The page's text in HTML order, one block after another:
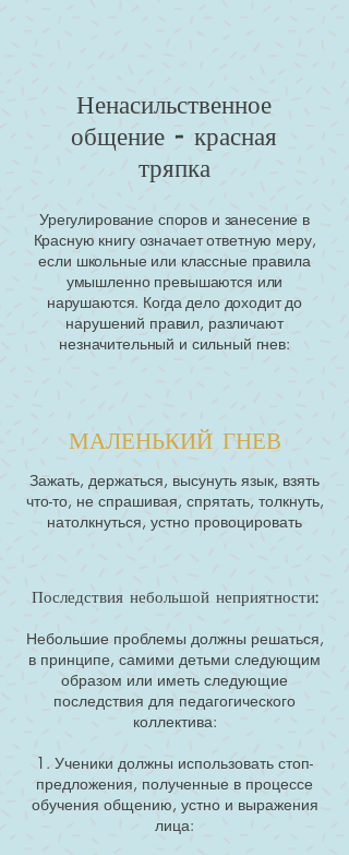
Ненасильственное
общение - красная
тряпка
Урегулирование споров и занесение в
Красную книгу означает ответную меру,
если школьные или классные правила
умышленно превышаются или
нарушаются. Когда дело доходит до
нарушений правил, различают
незначительный и сильный гнев:
МАЛЕНЬКИЙ ГНЕВ
Зажать, держаться, высунуть язык, взять
что-то, не спрашивая, спрятать, толкнуть,
натолкнуться, устно провоцировать
Последствия небольшой неприятности:
Небольшие проблемы должны решаться,
в принципе, самими детьми следующим
образом или иметь следующие
последствия для педагогического
коллектива:
1. Ученики должны использовать стоп-
предложения, полученные в процессе
обучения общению, устно и выражения
лица: